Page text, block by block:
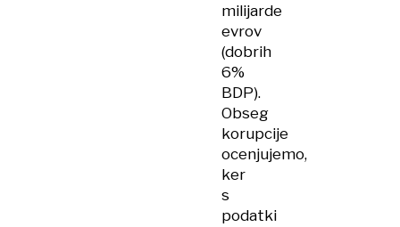
milijarde
evrov
(dobrih
6%
BDP).
Obseg
korupcije
ocenjujemo,
ker
s
podatki